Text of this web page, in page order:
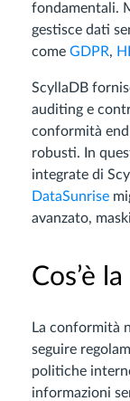
fondamentali.
gestisce dati
come GDPR,
ScyllaDB
auditing e
conformità
robusti. In
integrate di
DataSunrise
avanzato,
Cos’è
La conformità
seguire
politiche
informazioni